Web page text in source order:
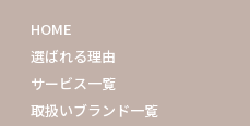
HOME
選ばれる理由
サービス一覧
取扱いブランド一覧